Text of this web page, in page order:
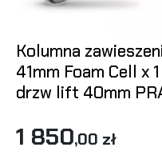
Kolumna
41mm Foam Cell x
drzw lift 40mm
1 850,00 zł